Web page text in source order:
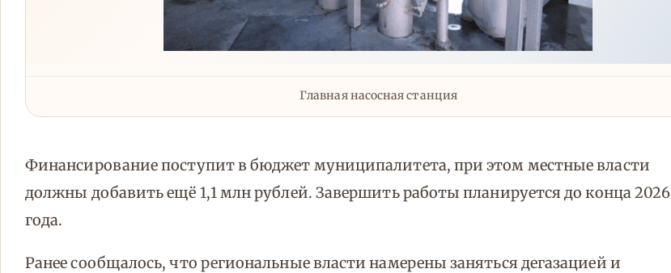
Главная насосная станция
Финансирование поступит в бюджет муниципалитета, при этом местные власти
должны добавить ещё 1,1 млн рублей. Завершить работы планируется до конца 2026
года.
Ранее сообщалось, что региональные власти намерены заняться дегазацией и